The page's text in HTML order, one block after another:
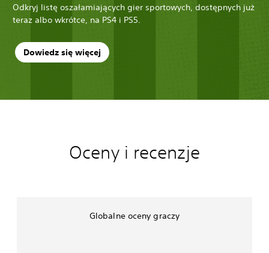
Odkryj listę oszałamiających gier sportowych, dostępnych już
teraz albo wkrótce, na PS4 i PS5.
Dowiedz się więcej
Oceny i recenzje
Globalne oceny graczy